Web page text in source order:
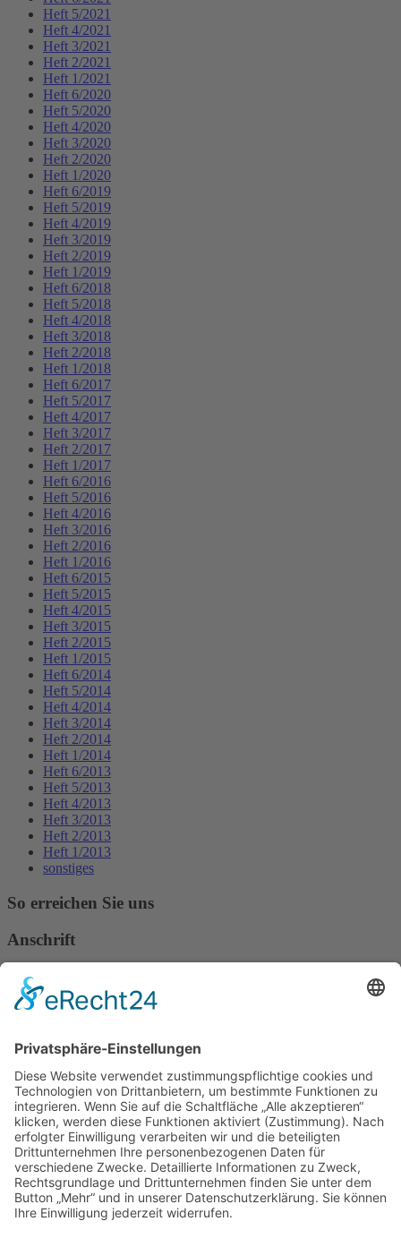
Heft 5/2021
Heft 4/2021
Heft 3/2021
Heft 2/2021
Heft 1/2021
Heft 6/2020
Heft 5/2020
Heft 4/2020
Heft 3/2020
Heft 2/2020
Heft 1/2020
Heft 6/2019
Heft 5/2019
Heft 4/2019
Heft 3/2019
Heft 2/2019
Heft 1/2019
Heft 6/2018
Heft 5/2018
Heft 4/2018
Heft 3/2018
Heft 2/2018
Heft 1/2018
Heft 6/2017
Heft 5/2017
Heft 4/2017
Heft 3/2017
Heft 2/2017
Heft 1/2017
Heft 6/2016
Heft 5/2016
Heft 4/2016
Heft 3/2016
Heft 2/2016
Heft 1/2016
Heft 6/2015
Heft 5/2015
Heft 4/2015
Heft 3/2015
Heft 2/2015
Heft 1/2015
Heft 6/2014
Heft 5/2014
Heft 4/2014
Heft 3/2014
Heft 2/2014
Heft 1/2014
Heft 6/2013
Heft 5/2013
Heft 4/2013
Heft 3/2013
Heft 2/2013
Heft 1/2013
sonstiges
So erreichen Sie uns
Anschrift
Verband Deutscher Tierheilpraktiker e.V.
Verbandsverwaltung
Am Rosenbraken 12
E-Mail
Diese E-Mail-Adresse ist vor Spambots geschützt! Zur Anzeige
muss JavaScript eingeschaltet sein!
Diese E-Mail-Adresse ist vor Spambots geschützt! Zur Anzeige
muss JavaScript eingeschaltet sein!
Telefon Service-Team
Tel: 0261-1349 5200